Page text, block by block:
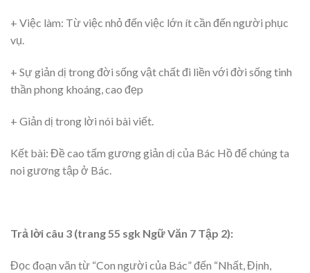
+ Việc làm: Từ việc nhỏ đến việc lớn ít cần đến người phục
vụ.
+ Sự giản dị trong đời sống vật chất đi liền với đời sống tinh
thần phong khoáng, cao đẹp
+ Giản dị trong lời nói bài viết.
Kết bài: Đề cao tấm gương giản dị của Bác Hồ để chúng ta
noi gương tập ở Bác.
Trả lời câu 3 (trang 55 sgk Ngữ Văn 7 Tập 2):
Đọc đoạn văn từ “Con người của Bác” đến “Nhất, Định,